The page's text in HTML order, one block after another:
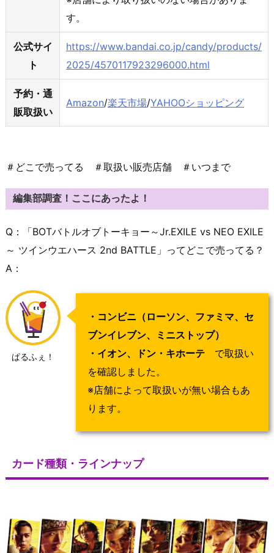
す。
公式サイ
ト
https://www.bandai.co.jp/candy/products/
2025/4570117923296000.html
予約・通
販取扱い
Amazon/楽天市場/YAHOOショッピング
＃どこで売ってる ＃取扱い販売店舗 ＃いつまで
編集部調査！ここにあったよ！
Q：「BOTバトルオブトーキョー～Jr.EXILE vs NEO EXILE
～ ツインウエハース 2nd BATTLE」ってどこで売ってる？
A：
ぱるふぇ！
・コンビニ（ローソン、ファミマ、セ
ブンイレブン、ミニストップ）
・イオン、ドン・キホーテ で取扱い
を確認しました。
※店舗によって取扱いが無い場合もあ
ります。
カード種類・ラインナップ